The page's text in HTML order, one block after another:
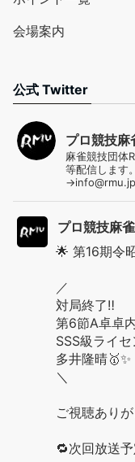
会場案内
公式 Twitter
プロ競技麻
麻雀競技団体
等配信します
→info@rmu.jp
プロ競技麻
🌟 第16期令
／
対局終了‼️
第6節A卓卓
SSS級ライセ
多井隆晴🥇✨
＼
ご視聴あり
🔁次回放送